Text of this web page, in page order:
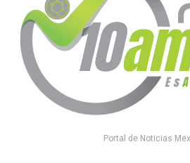
Portal de Noticias